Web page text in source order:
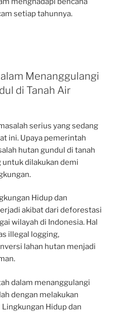
setiap tahunnya.
Menanggulangi
di Tanah Air
serius yang sedang
ini. Upaya pemerintah
hutan gundul di tanah
dilakukan demi
Hidup dan
akibat dari deforestasi
wilayah di Indonesia. Hal
illegal logging,
lahan hutan menjadi
dalam menanggulangi
dengan melakukan
Hidup dan